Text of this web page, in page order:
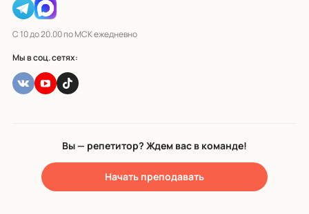
С 10 до 20.00 по МСК ежедневно
Мы в соц. сетях:
Вы — репетитор? Ждем вас в команде!
Начать преподавать